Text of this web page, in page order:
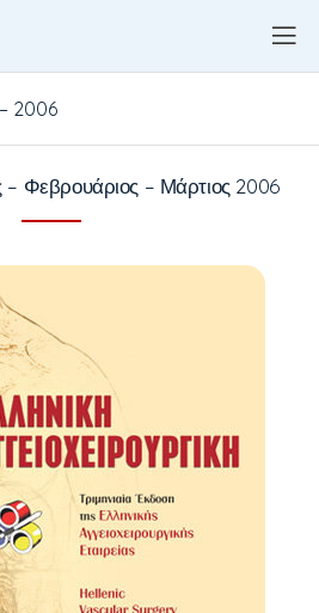
2006
– Φεβρουάριος – Μάρτιος 2006